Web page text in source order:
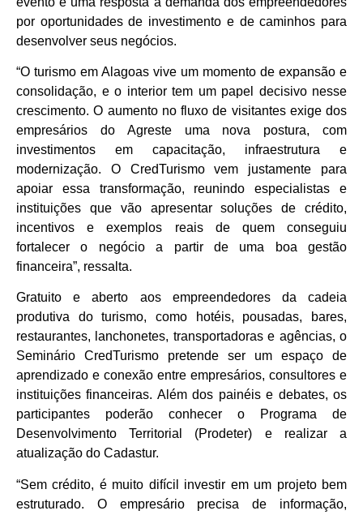
por oportunidades de investimento e de caminhos para
desenvolver seus negócios.
“O turismo em Alagoas vive um momento de expansão e
consolidação, e o interior tem um papel decisivo nesse
crescimento. O aumento no fluxo de visitantes exige dos
empresários do Agreste uma nova postura, com
investimentos em capacitação, infraestrutura e
modernização. O CredTurismo vem justamente para
apoiar essa transformação, reunindo especialistas e
instituições que vão apresentar soluções de crédito,
incentivos e exemplos reais de quem conseguiu
fortalecer o negócio a partir de uma boa gestão
financeira”, ressalta.
Gratuito e aberto aos empreendedores da cadeia
produtiva do turismo, como hotéis, pousadas, bares,
restaurantes, lanchonetes, transportadoras e agências, o
Seminário CredTurismo pretende ser um espaço de
aprendizado e conexão entre empresários, consultores e
instituições financeiras. Além dos painéis e debates, os
participantes poderão conhecer o Programa de
Desenvolvimento Territorial (Prodeter) e realizar a
atualização do Cadastur.
“Sem crédito, é muito difícil investir em um projeto bem
estruturado. O empresário precisa de informação,